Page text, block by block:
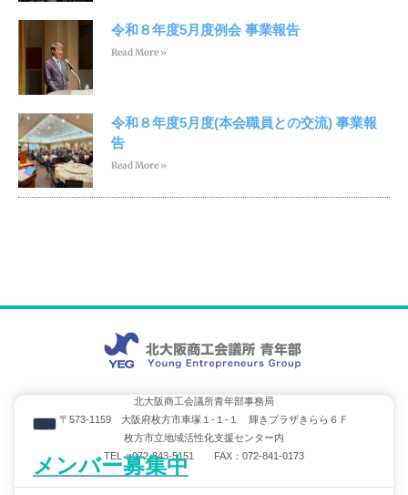
令和８年度5月度例会 事業報告
Read More »
令和８年度5月度(本会職員との交流) 事業報
告
Read More »
メンバー募集中
北大阪商工会議所青年部事務局
〒573-1159 大阪府枚方市車塚１-１-１ 輝きプラザきらら６Ｆ
枚方市立地域活性化支援センター内
TEL：072-843-5151 FAX：072-841-0173